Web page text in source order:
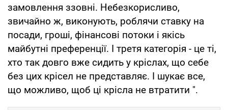
замовлення ззовні. Небезкорисливо,
звичайно ж, виконують, роблячи ставку на
посади, гроші, фінансові потоки і якісь
майбутні преференції. І третя категорія - це ті,
хто так довго вже сидить у кріслах, що себе
без цих крісел не представляє. І шукає все,
що можливо, щоб ці крісла не втратити ".